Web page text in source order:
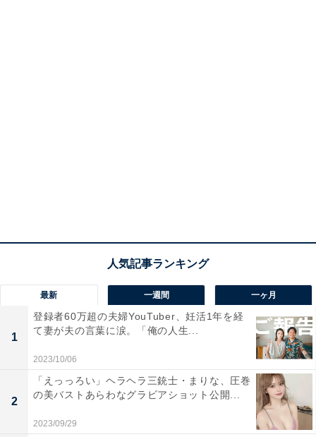
最新 一週間 一ヶ月
1
登録者60万超の夫婦YouTuber、妊活1年を経
て妻が夫の言葉に涙。「俺の人生...
2023/10/06
2
「えっっろい」ヘラヘラ三銃士・まりな、圧巻
の美バストあらわなグラビアショット公開...
2023/09/29